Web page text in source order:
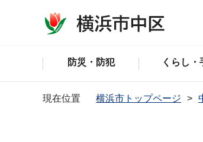
防災・防犯 くらし・
現在位置 横浜市トップページ